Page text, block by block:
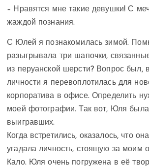
– Нравятся мне такие девушки! С
жаждой познания.
С Юлей я познакомилась зимой.
разыгрывала три шапочки,
из перуанской шерсти? Вопрос был,
личности я перевоплотилась для
корпоратива в офисе. Определить
моей фотографии. Так вот, Юля
выигравших.
Когда встретились, оказалось, что
угадала личность, стоящую за моим
Кало. Юля очень погружена в её